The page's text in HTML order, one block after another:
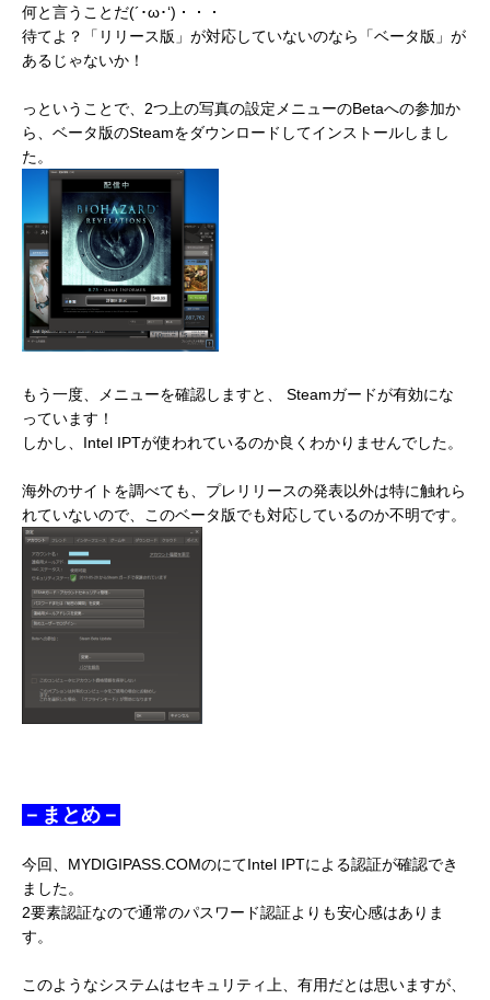
何と言うことだ(´･ω･‘)・・・
待てよ？「リリース版」が対応していないのなら「ベータ版」が
あるじゃないか！
っということで、2つ上の写真の設定メニューのBetaへの参加か
ら、ベータ版のSteamをダウンロードしてインストールしまし
た。
もう一度、メニューを確認しますと、 Steamガードが有効にな
っています！
しかし、Intel IPTが使われているのか良くわかりませんでした。
海外のサイトを調べても、プレリリースの発表以外は特に触れら
れていないので、このベータ版でも対応しているのか不明です。
－まとめ－
今回、MYDIGIPASS.COMのにてIntel IPTによる認証が確認でき
ました。
2要素認証なので通常のパスワード認証よりも安心感はありま
す。
このようなシステムはセキュリティ上、有用だとは思いますが、